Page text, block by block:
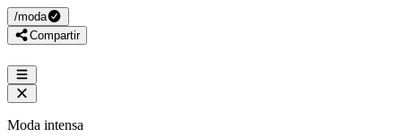
/moda
Compartir
Moda intensa